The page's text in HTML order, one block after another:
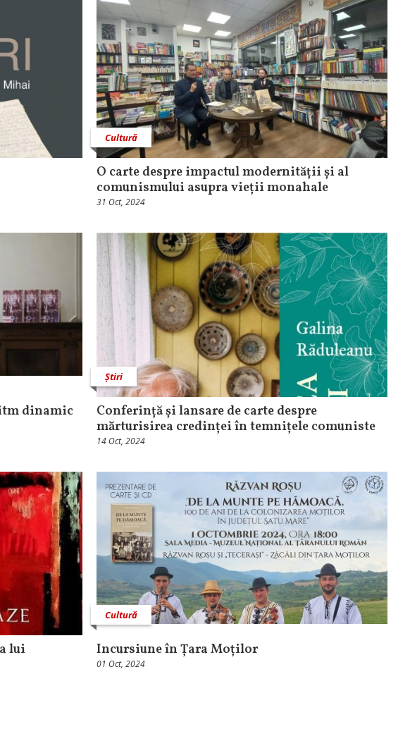
Cultură
O carte despre impactul modernității și al
comunismului asupra vieții monahale
31 Oct, 2024
dinamic
Știri
Conferință și lansare de carte despre
mărturisirea credinței în temnițele comuniste
14 Oct, 2024
lui
Cultură
Incursiune în Țara Moților
01 Oct, 2024